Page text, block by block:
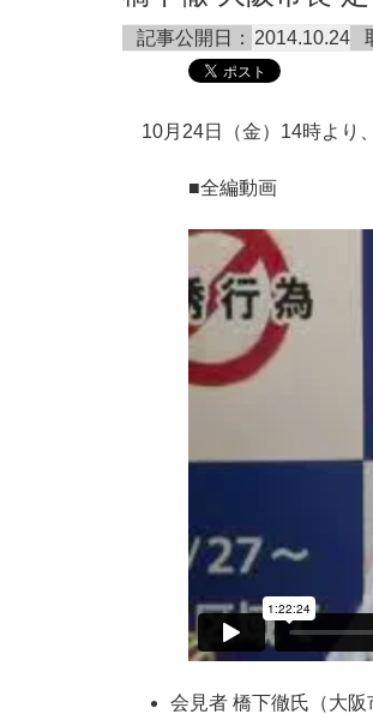
記事公開日： 2014.10.24
10月24日（金）14時より
■全編動画
会見者 橋下徹氏（大阪